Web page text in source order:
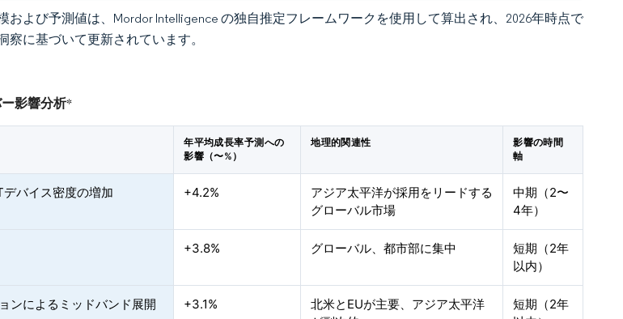
および予測値は、Mordor Intelligence の独自推定フレームワークを使用して算出され、2026年時点で
察に基づいて更新されています。
影響分析*
年平均成長率予測への
影響（〜%）
地理的関連性
影響の時間
軸
バイス密度の増加 +4.2%
アジア太平洋が採用をリードする
グローバル市場
中期（2〜
4年）
+3.8% グローバル、都市部に集中
短期（2年
以内）
ンによるミッドバンド展開
+3.1%
北米とEUが主要、アジア太平洋
短期（2年